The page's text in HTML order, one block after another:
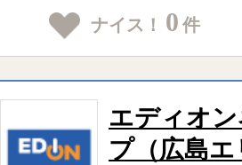
ナイス！ 0 件
エディオ
プ（広島エ